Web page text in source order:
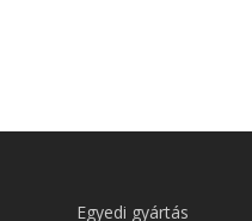
Egyedi gyártás